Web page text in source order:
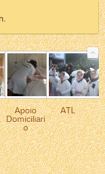
Apoio
Domiciliari
o
ATL